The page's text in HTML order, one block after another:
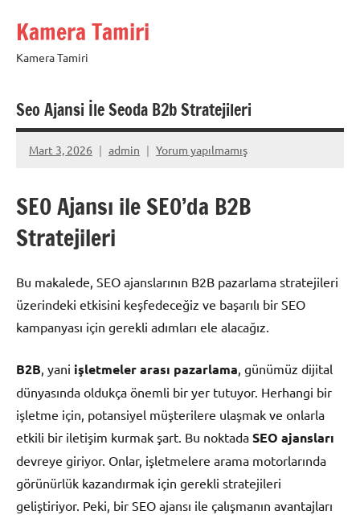
Kamera Tamiri
Kamera Tamiri
Seo Ajansi İle Seoda B2b Stratejileri
Mart 3, 2026 admin Yorum yapılmamış
SEO Ajansı ile SEO’da B2B
Stratejileri
Bu makalede, SEO ajanslarının B2B pazarlama stratejileri
üzerindeki etkisini keşfedeceğiz ve başarılı bir SEO
kampanyası için gerekli adımları ele alacağız.
B2B, yani işletmeler arası pazarlama, günümüz dijital
dünyasında oldukça önemli bir yer tutuyor. Herhangi bir
işletme için, potansiyel müşterilere ulaşmak ve onlarla
etkili bir iletişim kurmak şart. Bu noktada SEO ajansları
devreye giriyor. Onlar, işletmelere arama motorlarında
görünürlük kazandırmak için gerekli stratejileri
geliştiriyor. Peki, bir SEO ajansı ile çalışmanın avantajları